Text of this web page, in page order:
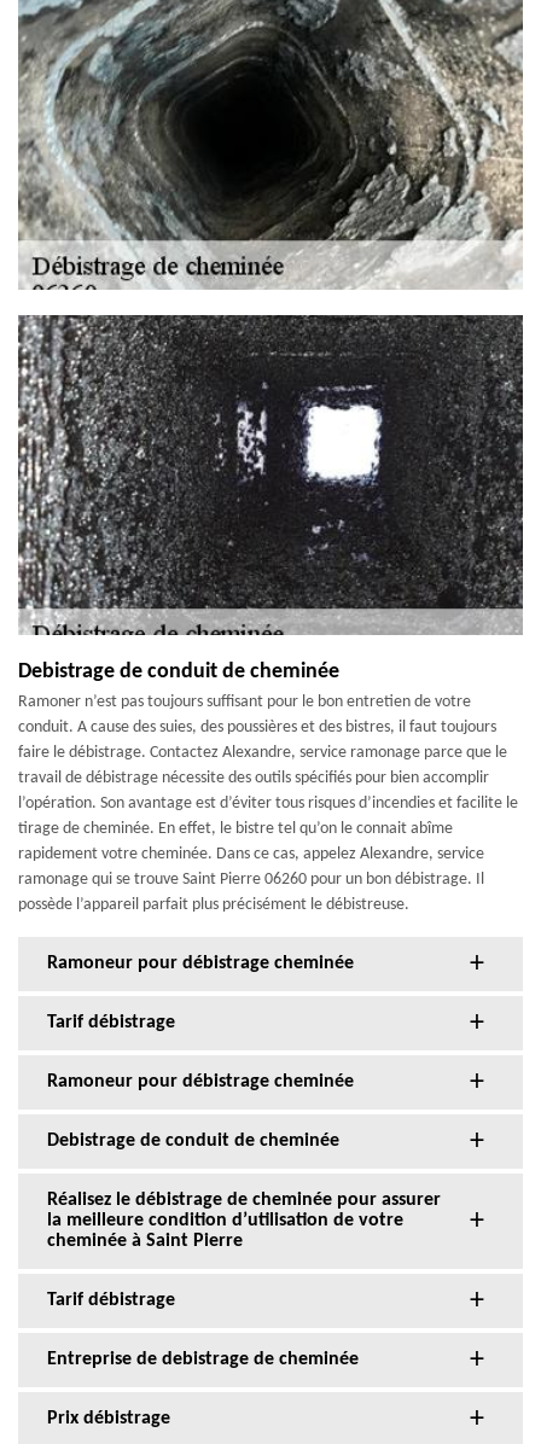
Debistrage de conduit de cheminée
Ramoner n’est pas toujours suffisant pour le bon entretien de votre
conduit. A cause des suies, des poussières et des bistres, il faut toujours
faire le débistrage. Contactez Alexandre, service ramonage parce que le
travail de débistrage nécessite des outils spécifiés pour bien accomplir
l’opération. Son avantage est d’éviter tous risques d’incendies et facilite le
tirage de cheminée. En effet, le bistre tel qu’on le connait abîme
rapidement votre cheminée. Dans ce cas, appelez Alexandre, service
ramonage qui se trouve Saint Pierre 06260 pour un bon débistrage. Il
possède l’appareil parfait plus précisément le débistreuse.
Ramoneur pour débistrage cheminée
Tarif débistrage
Ramoneur pour débistrage cheminée
Debistrage de conduit de cheminée
Réalisez le débistrage de cheminée pour assurer
la meilleure condition d’utilisation de votre
cheminée à Saint Pierre
Tarif débistrage
Entreprise de debistrage de cheminée
Prix débistrage